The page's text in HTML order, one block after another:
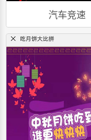
汽车竞速